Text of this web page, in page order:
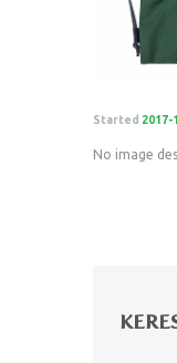
Started 2017-
No image